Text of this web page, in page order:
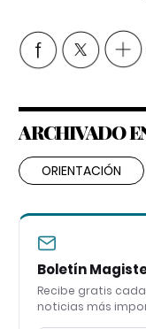
ARCHIVADO
ORIENTACIÓN
Boletín
Recibe gratis
noticias más